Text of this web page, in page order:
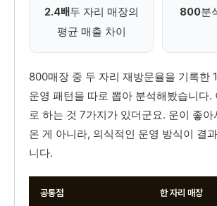
2.4배두 자리 매장의
평균 매출 차이
800분
800매장 중 두 자리 재방문율을 기록한
운영 패턴을 따로 뽑아 분석해봤습니다.
로 하는 것 7가지가 있더군요. 운이 좋
온 게 아니라, 의식적인 운영 방식이 결
니다.
공통점 한 자리 매장